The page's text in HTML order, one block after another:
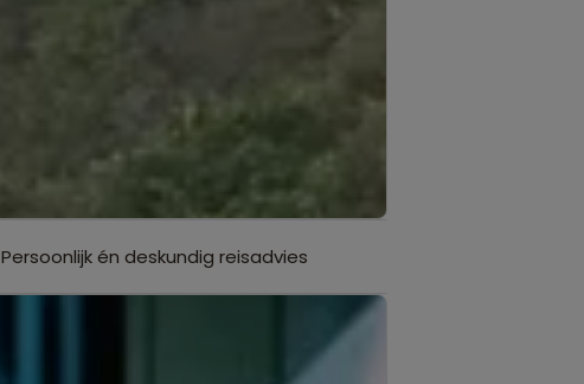
Persoonlijk én deskundig reisadvies